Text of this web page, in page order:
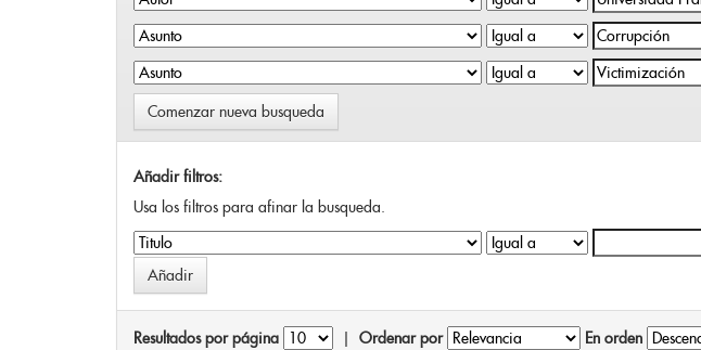
Comenzar nueva busqueda
Añadir filtros:
Usa los filtros para afinar la busqueda.
Resultados por página Ordenar por En orden